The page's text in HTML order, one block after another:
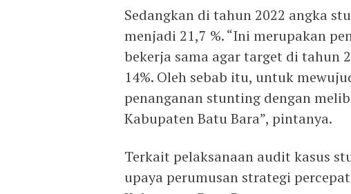
Sedangkan di tahun 2022 angka
menjadi 21,7 %. “Ini merupakan
bekerja sama agar target di tahun
14%. Oleh sebab itu, untuk
penanganan stunting dengan
Kabupaten Batu Bara”, pintanya.
Terkait pelaksanaan audit kasus
upaya perumusan strategi